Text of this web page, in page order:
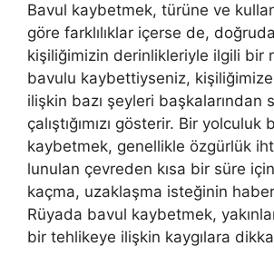
Bavul kaybetmek, türüne ve
göre farklılık­lar içerse de,
kişiliğimizin derinlikleriyle ilgili bir
bavulu kaybettiyseniz, kişiliğimize
ilişkin bazı şeyleri başkalarından
çalıştığımızı gösterir. Bir yolculuk
kaybetmek, genellikle özgürlük
lunulan çevreden kısa bir süre
kaçma, uzaklaşma isteğinin
Rüyada bavul kaybetmek,
bir tehlikeye ilişkin kaygılara